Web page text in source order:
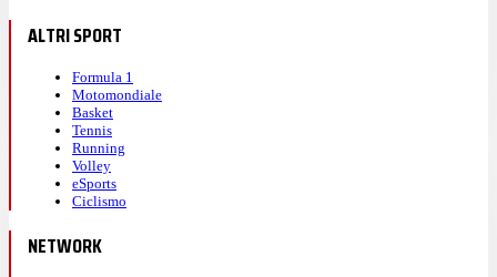
ALTRI SPORT
Formula 1
Motomondiale
Basket
Tennis
Running
Volley
eSports
Ciclismo
NETWORK